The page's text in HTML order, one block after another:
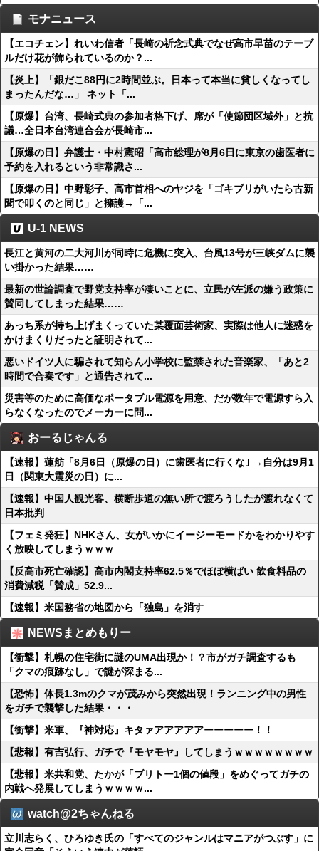
モナニュース
【エコチェン】れいわ信者「長崎の祈念式典でなぜ高市早苗のテーブ
ルだけ花が飾られているのか？...
【炎上】「銀だこ88円に2時間並ぶ。日本って本当に貧しくなってし
まったんだな…」 ネット「...
【原爆】台湾、長崎式典の参加者格下げ、席が「使節団区域外」と抗
議…全日本台湾連合会が長崎市...
【原爆の日】弁護士・中村憲昭「高市総理が8月6日に東京の歯医者に
予約を入れるという非常識さ...
【原爆の日】中野彰子、高市首相へのヤジを「ゴキブリがいたら古新
聞で叩くのと同じ」と擁護→「...
U-1 NEWS
長江と黄河の二大河川が同時に危機に突入、台風13号が三峡ダムに襲
い掛かった結果……
最新の世論調査で野党支持率が凄いことに、立民が左派の嫌う政策に
賛同してしまった結果……
あっち系が持ち上げまくっていた某覆面芸術家、実際は他人に迷惑を
かけまくりだったと証明されて...
悪いドイツ人に騙されて知らん小学校に監禁された音楽家、「あと2
時間で合奏です」と通告されて...
災害等のために高価なポータブル電源を用意、だが数年で電源すら入
らなくなったのでメーカーに問...
おーるじゃんる
【速報】蓮舫「8月6日（原爆の日）に歯医者に行くな｣ →自分は9月1
日（関東大震災の日）に...
【速報】中国人観光客、横断歩道の無い所で渡ろうしたが渡れなくて
日本批判
【フェミ発狂】NHKさん、女がいかにイージーモードかをわかりやす
く放映してしまうｗｗｗ
【反高市死亡確認】高市内閣支持率62.5％でほぼ横ばい 飲食料品の
消費減税「賛成」52.9...
【速報】米国務省の地図から「独島」を消す
NEWSまとめもりー
【衝撃】札幌の住宅街に謎のUMA出現か！？市がガチ調査するも
「クマの痕跡なし」で謎が深まる...
【恐怖】体長1.3mのクマが茂みから突然出現！ランニング中の男性
をガチで襲撃した結果・・・
【衝撃】米軍、『神対応』キタァアアアアアーーーーー！！
【悲報】有吉弘行、ガチで『モヤモヤ』してしまうｗｗｗｗｗｗｗｗ
【悲報】米共和党、たかが「ブリトー1個の値段」をめぐってガチの
内戦へ発展してしまうｗｗｗｗ...
watch@2ちゃんねる
立川志らく、ひろゆき氏の「すべてのジャンルはマニアがつぶす」に